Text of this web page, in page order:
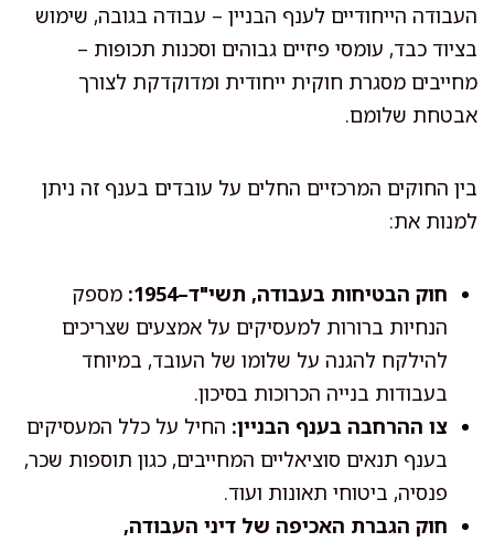
העבודה הייחודיים לענף הבניין – עבודה בגובה, שימוש
בציוד כבד, עומסי פיזיים גבוהים וסכנות תכופות –
מחייבים מסגרת חוקית ייחודית ומדוקדקת לצורך
אבטחת שלומם.
בין החוקים המרכזיים החלים על עובדים בענף זה ניתן
למנות את:
חוק הבטיחות בעבודה, תשי"ד–1954:
מספק
הנחיות ברורות למעסיקים על אמצעים שצריכים
להילקח להגנה על שלומו של העובד, במיוחד
בעבודות בנייה הכרוכות בסיכון.
צו ההרחבה בענף הבניין: החיל על כלל המעסיקים
בענף תנאים סוציאליים המחייבים, כגון תוספות שכר,
פנסיה, ביטוחי תאונות ועוד.
חוק הגברת האכיפה של דיני העבודה,